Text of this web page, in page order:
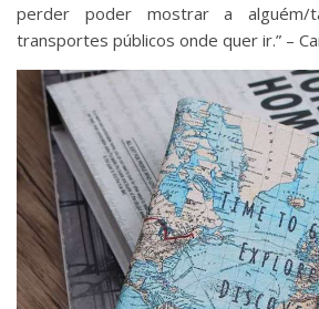
perder poder mostrar a alguém/
transportes públicos onde quer ir.‬‬”‬ –